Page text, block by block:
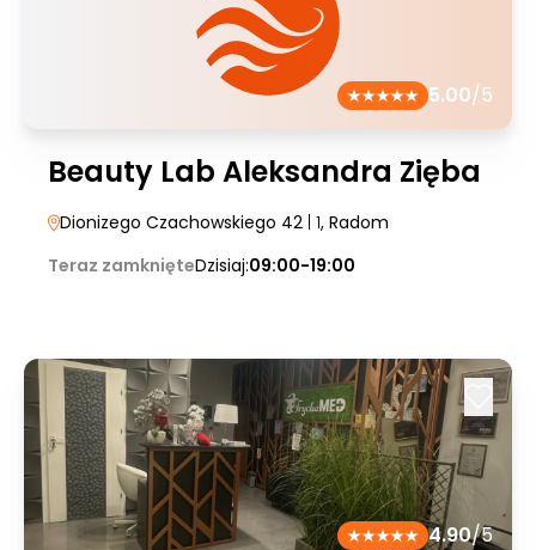
5.00/5
Beauty Lab Aleksandra Zięba
Dionizego Czachowskiego 42 | 1, Radom
Teraz zamknięteDzisiaj:09:00-19:00
4.90/5